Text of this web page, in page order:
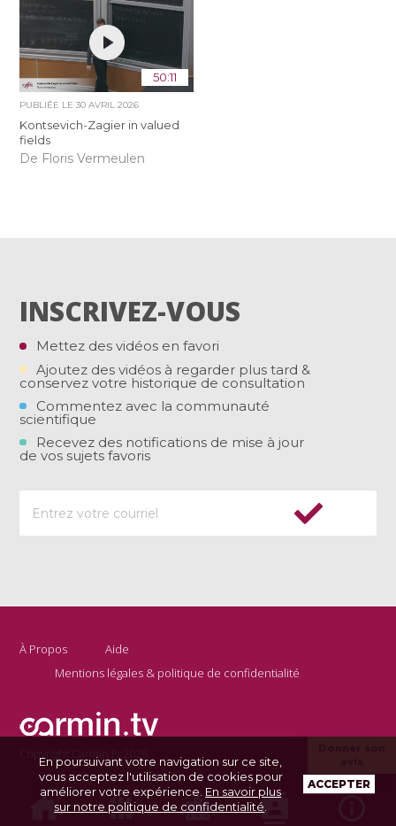
50:11
PUBLIÉE LE30 AVRIL 2026
Kontsevich-Zagier in valued
fields
De Floris Vermeulen
INSCRIVEZ-VOUS
Mettez des vidéos en favori
Ajoutez des vidéos à regarder plus tard &
conservez votre historique de consultation
Commentez avec la communauté
scientifique
Recevez des notifications de mise à jour
de vos sujets favoris
À Propos
Aide
Mentions légales & politique de confidentialité
En poursuivant votre navigation sur ce site,
vous acceptez l'utilisation de cookies pour
améliorer votre expérience. En savoir plus
sur notre politique de confidentialité
ACCEPTER